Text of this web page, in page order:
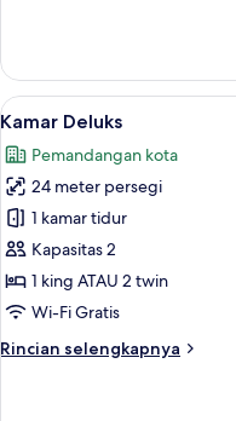
Deluxe
Room
Lihat
semua
foto
untuk
Kamar
Deluks
5
Kamar Deluks
Pemandangan kota
24 meter persegi
1 kamar tidur
Kapasitas 2
1 king ATAU 2 twin
Wi-Fi Gratis
Rincian selengkapnya
Rincian